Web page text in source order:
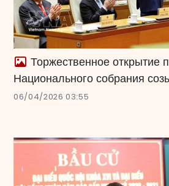
Торжественное открытие
Национального собрания
06/04/2026 03:55